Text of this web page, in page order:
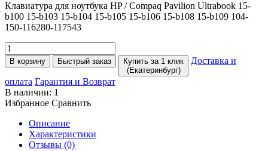
Клавиатура для ноутбука HP / Compaq Pavilion Ultrabook 15-
b100 15-b103 15-b104 15-b105 15-b106 15-b108 15-b109 104-
150-116280-117543
В корзину Быстрый заказ
Купить за 1 клик
(Екатеринбург)
Доставка и
оплата Гарантия и Возврат
В наличии: 1
Избранное Сравнить
Описание
Характеристики
Отзывы (0)